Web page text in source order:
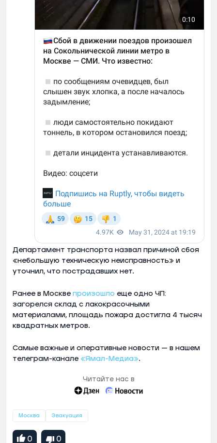
Департамент транспорта назвал причиной сбоя
«небольшую техническую неисправность» и
уточнил, что пострадавших нет.
Ранее в Москве произошло еще одно ЧП:
загорелся склад с лакокрасочными
материалами, площадь пожара достигла 4 тысяч
квадратных метров.
Самые важные и оперативные новости — в нашем
телеграм-канале «Ямал-Медиа».
Читайте нас в
Москва Эвакуация
0 0